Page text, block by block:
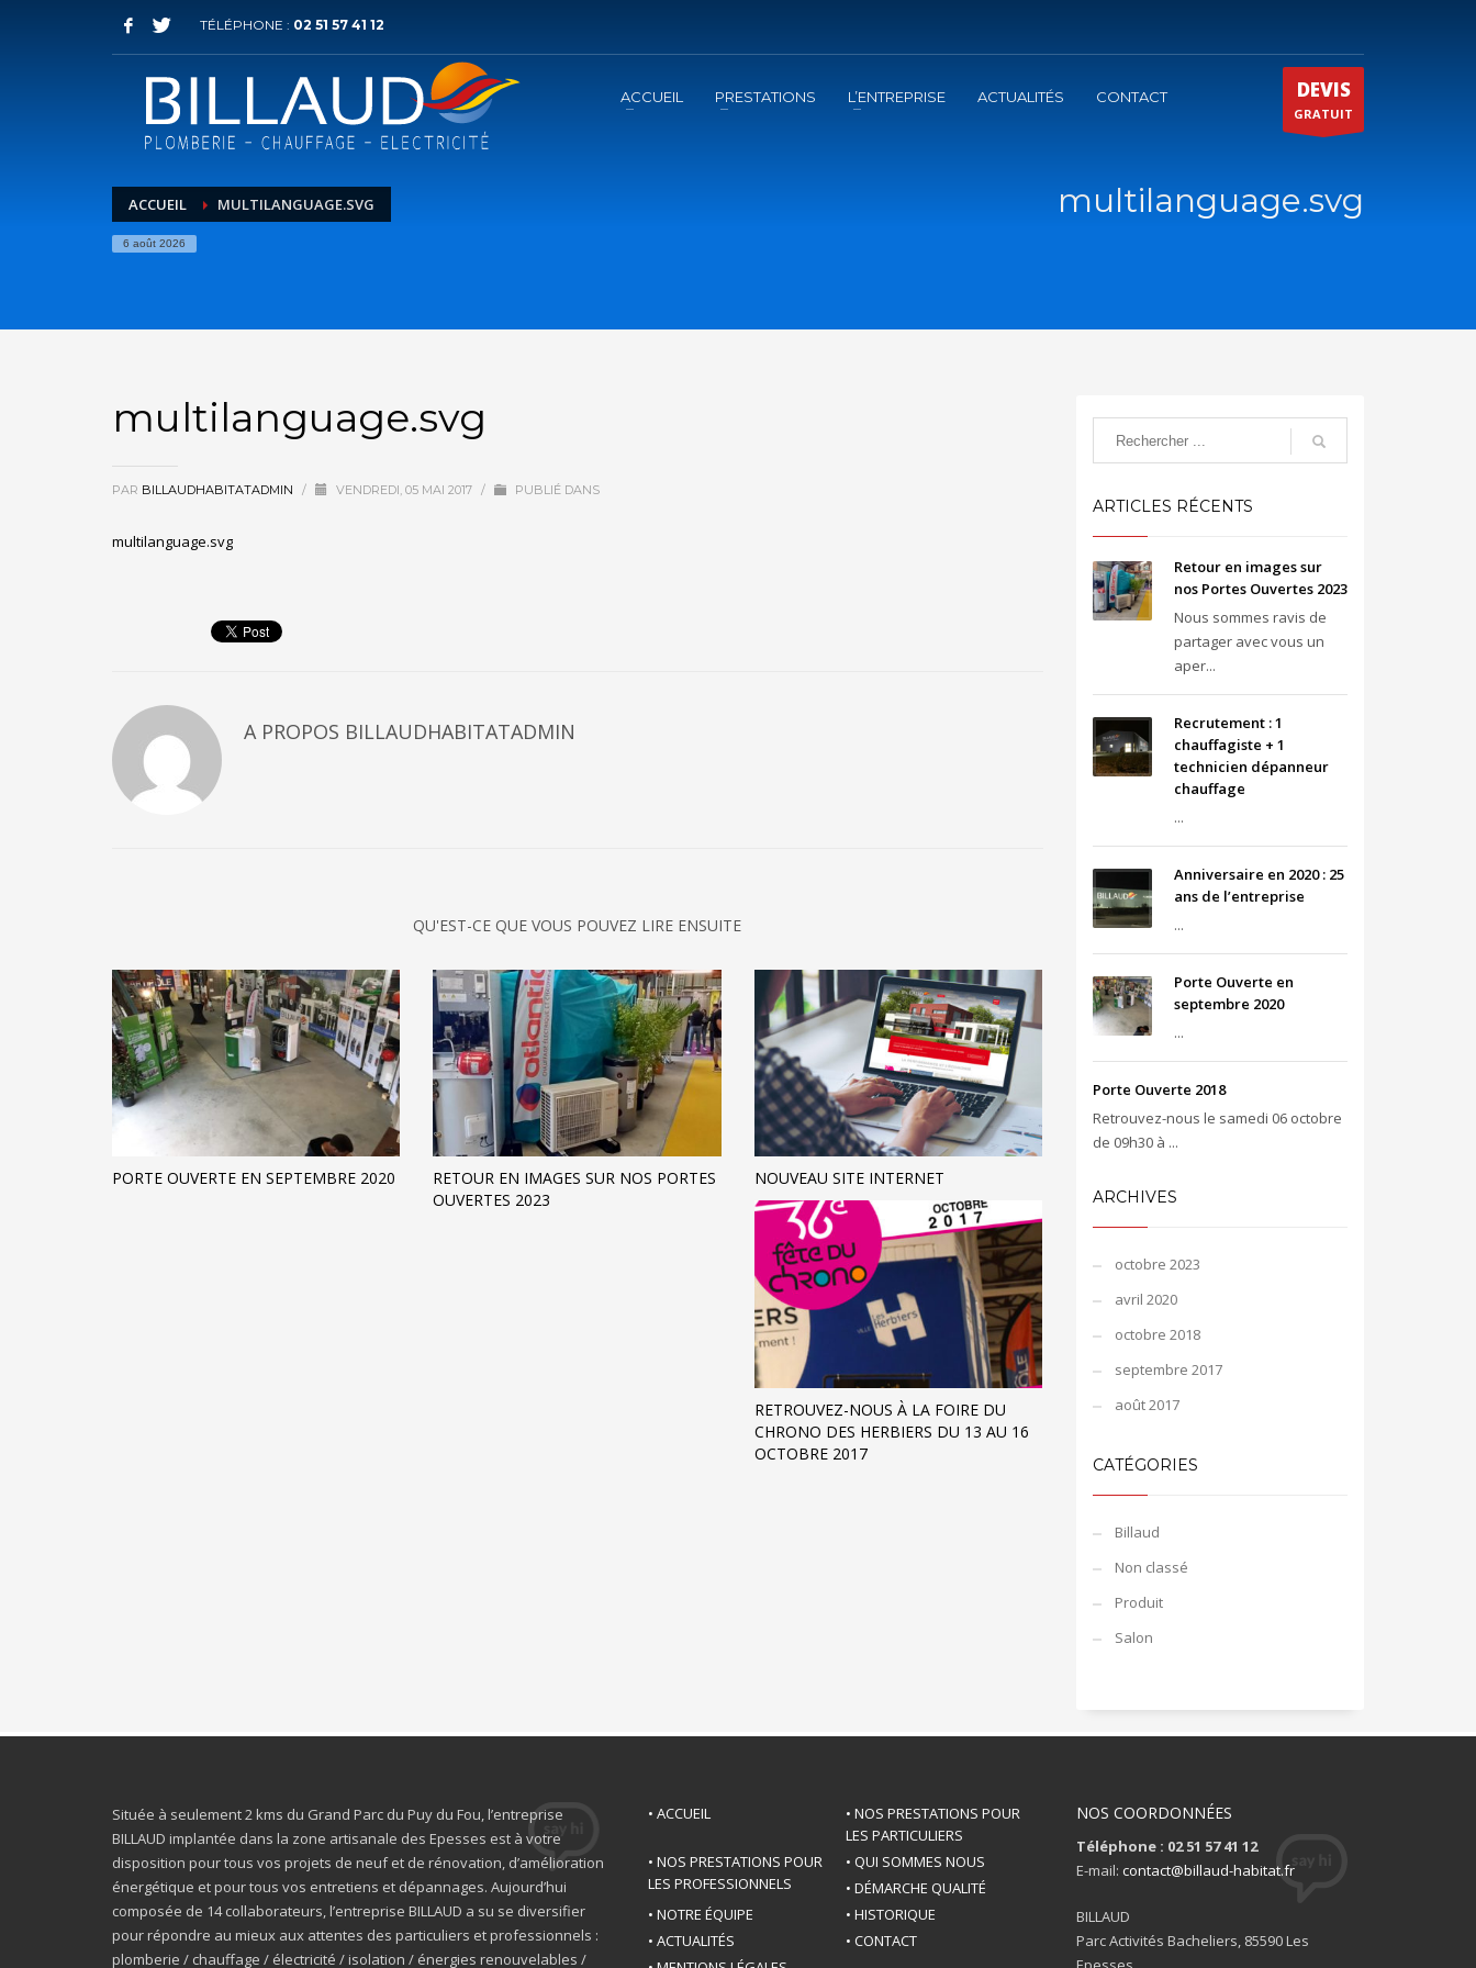
TÉLÉPHONE : 02 51 57 41 12
ACCUEIL PRESTATIONS L’ENTREPRISE ACTUALITÉS CONTACT DEVIS
GRATUIT
ACCUEIL MULTILANGUAGE.SVG
6 août 2026
multilanguage.svg
multilanguage.svg
PAR BILLAUDHABITATADMIN / VENDREDI, 05 MAI 2017 / PUBLIÉ DANS
multilanguage.svg
A PROPOS BILLAUDHABITATADMIN
QU'EST-CE QUE VOUS POUVEZ LIRE ENSUITE
PORTE OUVERTE EN SEPTEMBRE 2020
RETOUR EN IMAGES SUR NOS PORTES
OUVERTES 2023
NOUVEAU SITE INTERNET
RETROUVEZ-NOUS À LA FOIRE DU
CHRONO DES HERBIERS DU 13 AU 16
OCTOBRE 2017
ARTICLES RÉCENTS
Retour en images sur
nos Portes Ouvertes 2023
Nous sommes ravis de
partager avec vous un
aper...
Recrutement : 1
chauffagiste + 1
technicien dépanneur
chauffage
...
Anniversaire en 2020 : 25
ans de l’entreprise
...
Porte Ouverte en
septembre 2020
...
Porte Ouverte 2018
Retrouvez-nous le samedi 06 octobre
de 09h30 à ...
ARCHIVES
octobre 2023
avril 2020
octobre 2018
septembre 2017
août 2017
CATÉGORIES
Billaud
Non classé
Produit
Salon
Située à seulement 2 kms du Grand Parc du Puy du Fou, l’entreprise
BILLAUD implantée dans la zone artisanale des Epesses est à votre
disposition pour tous vos projets de neuf et de rénovation, d’amélioration
énergétique et pour tous vos entretiens et dépannages. Aujourd’hui
composée de 14 collaborateurs, l’entreprise BILLAUD a su se diversifier
pour répondre au mieux aux attentes des particuliers et professionnels :
plomberie / chauffage / électricité / isolation / énergies renouvelables /
• ACCUEIL
• NOS PRESTATIONS POUR
LES PARTICULIERS
• NOS PRESTATIONS POUR
LES PROFESSIONNELS
• QUI SOMMES NOUS
• DÉMARCHE QUALITÉ
• NOTRE ÉQUIPE
• HISTORIQUE
• ACTUALITÉS
• CONTACT
NOS COORDONNÉES
Téléphone : 02 51 57 41 12
E-mail: contact@billaud-habitat.fr
BILLAUD
Parc Activités Bacheliers, 85590 Les